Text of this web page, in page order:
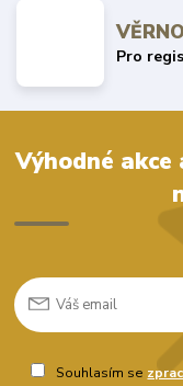
Pro
Výhodné akce
Souhlasím se